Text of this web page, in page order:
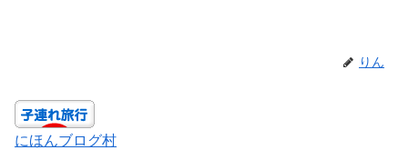
りん
にほんブログ村